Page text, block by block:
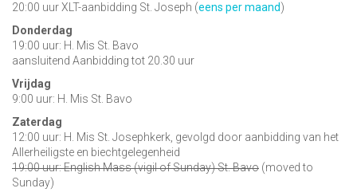
20:00 uur XLT-aanbidding St. Joseph (eens per maand)
Donderdag
19:00 uur: H. Mis St. Bavo
aansluitend Aanbidding tot 20.30 uur
Vrijdag
9:00 uur: H. Mis St. Bavo
Zaterdag
12:00 uur: H. Mis St. Josephkerk, gevolgd door aanbidding van het
Allerheiligste en biechtgelegenheid
19:00 uur: English Mass (vigil of Sunday) St. Bavo (moved to
Sunday)